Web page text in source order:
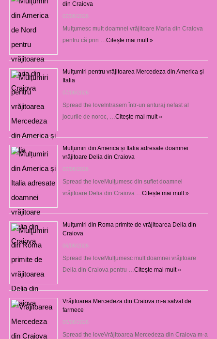
din Craiova
07/08/2026
Mulţumesc mult doamnei vrăjitoare Maria din Craiova
pentru că prin …Citește mai mult »
Mulțumiri pentru vrăjitoarea Mercedeza din America și
Italia
07/08/2026
Spread the loveIntrasem într-un anturaj nefast al
jocurile de noroc, …Citește mai mult »
Mulțumiri din America și Italia adresate doamnei
vrăjitoare Delia din Craiova
07/08/2026
Spread the loveMulţumesc din suflet doamnei
vrăjitoare Delia din Craiova …Citește mai mult »
Mulţumiri din Roma primite de vrăjitoarea Delia din
Craiova
06/08/2026
Spread the loveMulţumesc mult doamnei vrăjitoare
Delia din Craiova pentru …Citește mai mult »
Vrăjitoarea Mercedeza din Craiova m-a salvat de
farmece
06/08/2026
Spread the loveVrăjitoarea Mercedeza din Craiova m-a